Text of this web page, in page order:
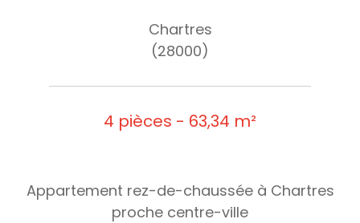
Chartres
(28000)
4 pièces - 63,34 m²
Appartement rez-de-chaussée à Chartres
proche centre-ville